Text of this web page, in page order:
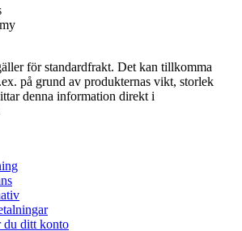
för standardfrakt. Det kan tillkomma
på grund av produkternas vikt, storlek
denna information direkt i
du ditt konto